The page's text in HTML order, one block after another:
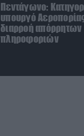
Πεντάγωνο:
υπουργό
διαρροή απόρρητων
πληροφοριών